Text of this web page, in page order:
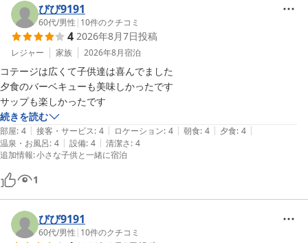
またのご来館を、スタッフ一同心よりお待ち申し上げております。
瀬戸内リゾート ベッセルおおち
2026-07-07
ル、、、
旅の最後に　思いもよらない体験まで　させて頂きました。
海を見ながら、美味しい食事を頂き、もう1度お風呂へと思いつつ、
ゆっくりしすぎて、、、残念でした。
高知からの長距離ドライブ、そして阿波の土柱でのハイキングと、
アクティブなご旅行の締めくくりに当ホテルをお選びいただけまし
たこと、大変光栄に存じます。
お部屋からの眺望につきましては、ご期待に沿えず心苦しい限りで
ございますが、レストランからの海景色や温泉にて、瀬戸内の穏や
かな時間をお過ごしいただけたご様子に安堵いたしました。
何より、地元の方との心温まるご縁から、蛍との幻想的な出会いが
あったとのこと、私どもも自分のことのように感動しております。
手の中で優しく光るホタルの輝きは、旅の終わりを飾るかけがえの
ない一幕となりましたね。その奇跡のような体験を共有してくださ
り、本当にありがとうございます。
「また行きたい処」と思っていただけたことは、私どもにとって何
びび9191
60代/男性 | 10件のクチコミ
4 2026年8月7日投稿
レジャー 家族 2026年8月宿泊
コテージは広くて子供達は喜んでました
夕食のバーベキューも美味しかったです
続きを読む
部屋: 4 | 接客・サービス: 4 | ロケーション: 4 | 朝食: 4 | 夕食: 4 |
温泉・お風呂: 4 | 設備: 4 | 清潔さ: 4
追加情報:小さな子供と一緒に宿泊
1
びび9191
60代/男性 | 10件のクチコミ